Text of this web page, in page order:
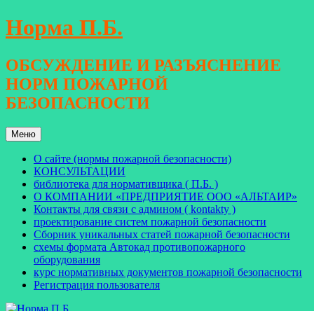
Перейти
к
Норма П.Б.
ОБСУЖДЕНИЕ И РАЗЪЯСНЕНИЕ
НОРМ ПОЖАРНОЙ
БЕЗОПАСНОСТИ
Меню
О сайте (нормы пожарной безопасности)
КОНСУЛЬТАЦИИ
библиотека для нормативщика ( П.Б. )
О КОМПАНИИ «ПРЕДПРИЯТИЕ ООО «АЛЬТАИР»
Контакты для связи с админом ( kontakty )
проектирование систем пожарной безопасности
Сборник уникальных статей пожарной безопасности
схемы формата Автокад противопожарного
оборудования
курс нормативных документов пожарной безопасности
Регистрация пользователя